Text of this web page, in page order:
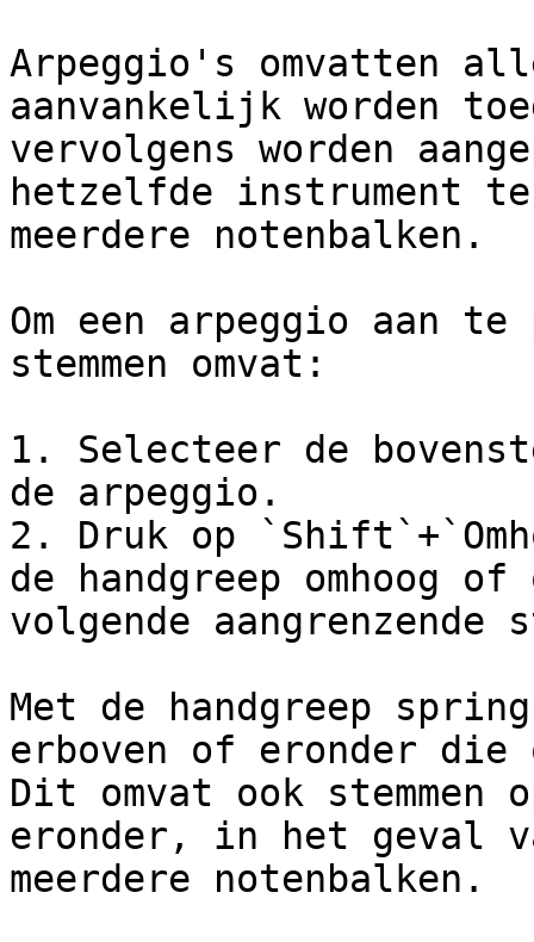
Arpeggio's omvatten
aanvankelijk worden
vervolgens worden
hetzelfde instrument
meerdere notenbalken.
Om een ​​arpeggio aan te
stemmen omvat:
1. Selecteer de
de arpeggio.
2. Druk op
de handgreep omhoog
volgende aangrenzende
Met de handgreep
erboven of eronder
Dit omvat ook stemmen
eronder, in het geval
meerdere notenbalken.